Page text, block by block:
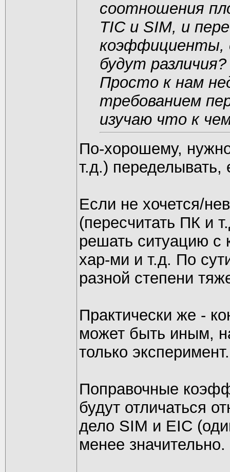
соотношения
TIC и SIM, и
коэффициенты,
будут различия?
Просто к нам
требованием
изучаю что к
По-хорошему,
т.д.) переделывать,
Если не хочется/
(пересчитать ПК и
решать ситуацию с
хар-ми и т.д. По
разной степени
Практически же -
может быть иным,
только эксперимент.
Поправочные
будут отличаться
дело SIM и EIC
менее значительно.